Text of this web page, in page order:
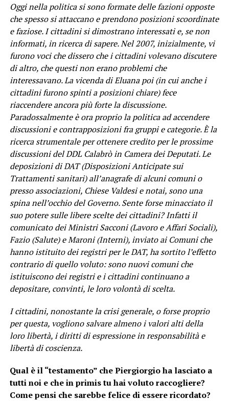
Oggi nella politica si sono formate delle fazioni opposte
che spesso si attaccano e prendono posizioni scoordinate
e faziose. I cittadini si dimostrano interessati e, se non
informati, in ricerca di sapere. Nel 2007, inizialmente, vi
furono voci che dissero che i cittadini volevano discutere
di altro, che questi non erano problemi che
interessavano. La vicenda di Eluana poi (in cui anche i
cittadini furono spinti a posizioni chiare) fece
riaccendere ancora più forte la discussione.
Paradossalmente è ora proprio la politica ad accendere
discussioni e contrapposizioni fra gruppi e categorie. È la
ricerca strumentale per ottenere credito per le prossime
discussioni del DDL Calabrò in Camera dei Deputati. Le
deposizioni di DAT (Disposizioni Anticipate sui
Trattamenti sanitari) all’anagrafe di alcuni comuni o
presso associazioni, Chiese Valdesi e notai, sono una
spina nell’occhio del Governo. Sente forse minacciato il
suo potere sulle libere scelte dei cittadini? Infatti il
comunicato dei Ministri Sacconi (Lavoro e Affari Sociali),
Fazio (Salute) e Maroni (Interni), inviato ai Comuni che
hanno istituito dei registri per le DAT, ha sortito l’effetto
contrario di quello voluto: sono nuovi comuni che
istituiscono dei registri e i cittadini continuano a
depositare, convinti, le loro volontà di scelta.
I cittadini, nonostante la crisi generale, o forse proprio
per questa, vogliono salvare almeno i valori alti della
loro libertà, i diritti di espressione in responsabilità e
libertà di coscienza.
Qual è il “testamento” che Piergiorgio ha lasciato a
tutti noi e che in primis tu hai voluto raccogliere?
Come pensi che sarebbe felice di essere ricordato?